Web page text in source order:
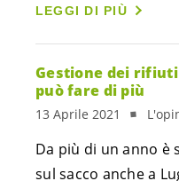
LEGGI DI PIÙ
Gestione dei
può fare di più
13 Aprile 2021
Da più di un anno è
sul sacco anche a